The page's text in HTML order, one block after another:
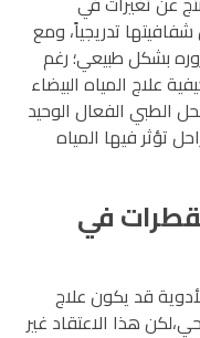
تدريجياً، ومع
بشكل طبيعي؛ رغم
علاج المياه البيضاء
الطبي الفعال الوحيد
تؤثر فيها المياه
في
قد يكون علاج
هذا الاعتقاد غير